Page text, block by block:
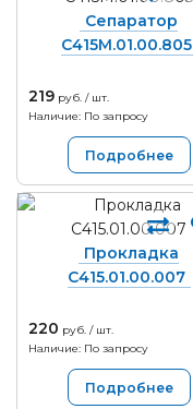
Сепаратор
С415М.01.00.805
219 руб. / шт.
Наличие: По запросу
Подробнее
Прокладка
С415.01.00.007
220 руб. / шт.
Наличие: По запросу
Подробнее